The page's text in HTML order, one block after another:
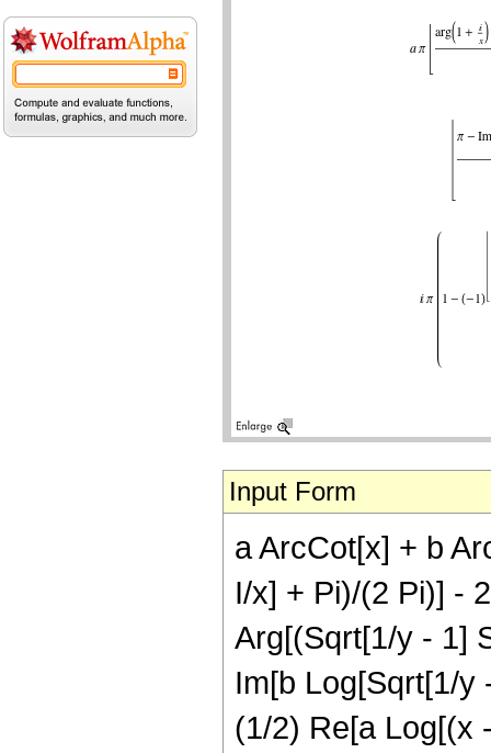
Input Form
a ArcCot[x] + b
I/x] + Pi)/(2 Pi)] -
Arg[(Sqrt[1/y - 1]
Im[b Log[Sqrt[1/y
(1/2) Re[a Log[(x